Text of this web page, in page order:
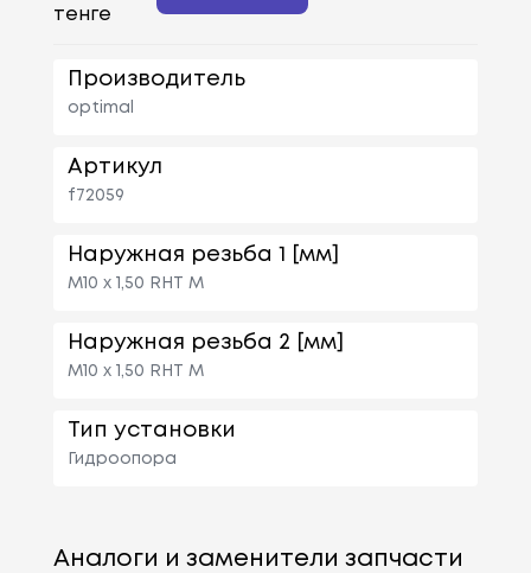
тенге
Производитель
optimal
Артикул
f72059
Наружная резьба 1 [мм]
M10 x 1,50 RHT M
Наружная резьба 2 [мм]
M10 x 1,50 RHT M
Тип установки
Гидроопора
Аналоги и заменители запчасти